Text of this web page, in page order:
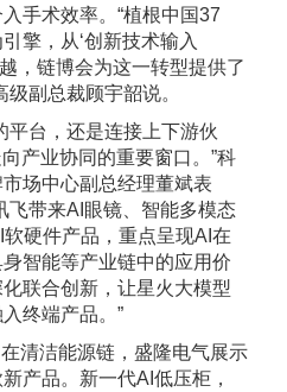
手术效率。“植根中国37
擎，从‘创新技术输入
，链博会为这一转型提供了
副总裁顾宇韶说。
台，还是连接上下游伙
产业协同的重要窗口。”科
场中心副总经理董斌表
飞带来AI眼镜、智能多模态
硬件产品，重点呈现AI在
智能等产业链中的应用价
联合创新，让星火大模型
终端产品。”
洁能源链，盛隆电气展示
产品。新一代AI低压柜，